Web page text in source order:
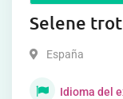
Selene
España
Idioma del